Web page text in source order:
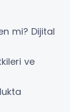
mi? Dijital
ve